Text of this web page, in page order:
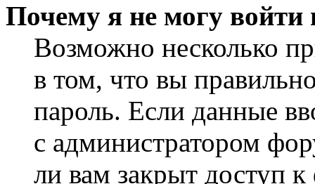
Почему я не могу войти
Возможно несколько
в том, что вы
пароль. Если данные
с администратором
ли вам закрыт доступ